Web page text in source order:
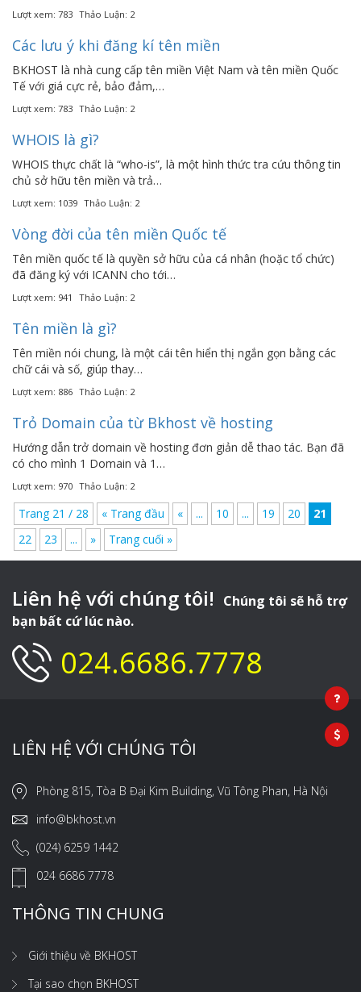
Lượt xem: 783 Thảo Luận: 2
Các lưu ý khi đăng kí tên miền
BKHOST là nhà cung cấp tên miền Việt Nam và tên miền Quốc
Tế với giá cực rẻ, bảo đảm,…
Lượt xem: 783 Thảo Luận: 2
WHOIS là gì?
WHOIS thực chất là “who-is”, là một hình thức tra cứu thông tin
chủ sở hữu tên miền và trả…
Lượt xem: 1039 Thảo Luận: 2
Vòng đời của tên miền Quốc tế
Tên miền quốc tế là quyền sở hữu của cá nhân (hoặc tổ chức)
đã đăng ký với ICANN cho tới…
Lượt xem: 941 Thảo Luận: 2
Tên miền là gì?
Tên miền nói chung, là một cái tên hiển thị ngắn gọn bằng các
chữ cái và số, giúp thay…
Lượt xem: 886 Thảo Luận: 2
Trỏ Domain của từ Bkhost về hosting
Hướng dẫn trở domain về hosting đơn giản dễ thao tác. Bạn đã
có cho mình 1 Domain và 1…
Lượt xem: 970 Thảo Luận: 2
Trang 21 / 28 « Trang đầu « ... 10 ... 19 20
21
22
23 ... » Trang cuối »
Liên hệ với chúng tôi!
Chúng tôi sẽ hỗ trợ
bạn bất cứ lúc nào.
024.6686.7778
LIÊN HỆ VỚI CHÚNG TÔI
Phòng 815, Tòa B Đại Kim Building, Vũ Tông Phan, Hà Nội
info@bkhost.vn
(024) 6259 1442
024 6686 7778
THÔNG TIN CHUNG
Giới thiệu về BKHOST
Tại sao chọn BKHOST